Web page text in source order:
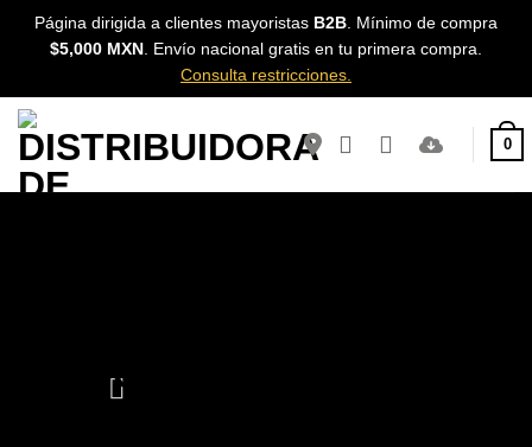
SkipPágina dirigida a clientes mayoristas B2B . Mínimo de compra
$5,000 MXN . Envío nacional gratis en tu primera compra.
Consulta restricciones.
0